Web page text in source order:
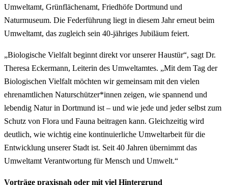
Umweltamt, Grünflächenamt, Friedhöfe Dortmund und
Naturmuseum. Die Federführung liegt in diesem Jahr erneut beim
Umweltamt, das zugleich sein 40-jähriges Jubiläum feiert.
„Biologische Vielfalt beginnt direkt vor unserer Haustür“, sagt Dr.
Theresa Eckermann, Leiterin des Umweltamtes. „Mit dem Tag der
Biologischen Vielfalt möchten wir gemeinsam mit den vielen
ehrenamtlichen Naturschützer*innen zeigen, wie spannend und
lebendig Natur in Dortmund ist – und wie jede und jeder selbst zum
Schutz von Flora und Fauna beitragen kann. Gleichzeitig wird
deutlich, wie wichtig eine kontinuierliche Umweltarbeit für die
Entwicklung unserer Stadt ist. Seit 40 Jahren übernimmt das
Umweltamt Verantwortung für Mensch und Umwelt.“
Vorträge praxisnah oder mit viel Hintergrund